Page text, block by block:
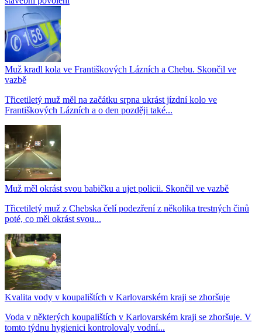
Muž kradl kola ve Františkových Lázních a Chebu. Skončil ve
vazbě
Třicetiletý muž měl na začátku srpna ukrást jízdní kolo ve
Františkových Lázních a o den později také...
Muž měl okrást svou babičku a ujet policii. Skončil ve vazbě
Třicetiletý muž z Chebska čelí podezření z několika trestných činů
poté, co měl okrást svou...
Kvalita vody v koupalištích v Karlovarském kraji se zhoršuje
Voda v některých koupalištích v Karlovarském kraji se zhoršuje. V
tomto týdnu hygienici kontrolovaly vodní...